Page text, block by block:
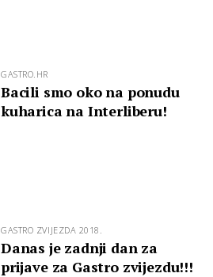
GASTRO.HR
Bacili smo oko na ponudu
kuharica na Interliberu!
GASTRO ZVIJEZDA 2018.
Danas je zadnji dan za
prijave za Gastro zvijezdu!!!